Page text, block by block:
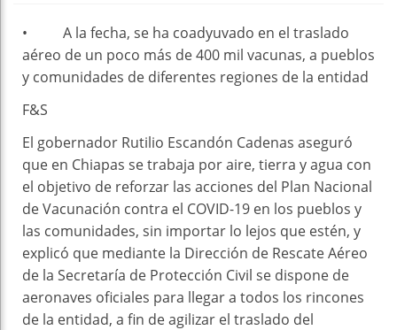
• A la fecha, se ha coadyuvado en el traslado
aéreo de un poco más de 400 mil vacunas, a pueblos
y comunidades de diferentes regiones de la entidad
F&S
El gobernador Rutilio Escandón Cadenas aseguró
que en Chiapas se trabaja por aire, tierra y agua con
el objetivo de reforzar las acciones del Plan Nacional
de Vacunación contra el COVID-19 en los pueblos y
las comunidades, sin importar lo lejos que estén, y
explicó que mediante la Dirección de Rescate Aéreo
de la Secretaría de Protección Civil se dispone de
aeronaves oficiales para llegar a todos los rincones
de la entidad, a fin de agilizar el traslado del